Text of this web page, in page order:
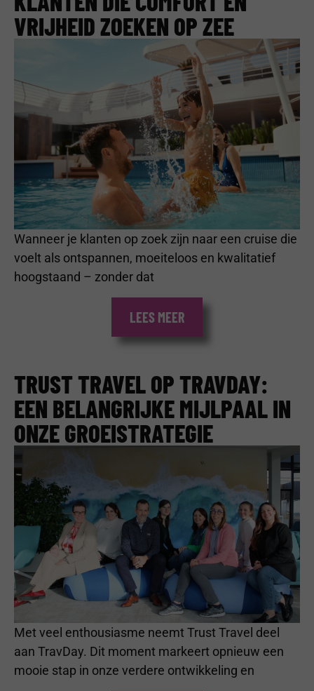
VRIJHEID ZOEKEN OP ZEE
Wanneer je klanten op zoek zijn naar een cruise die
voelt als ontspannen, moeiteloos en kwalitatief
hoogstaand – zonder dat
LEES MEER
TRUST TRAVEL OP TRAVDAY:
EEN BELANGRIJKE MIJLPAAL IN
ONZE GROEISTRATEGIE
Met veel enthousiasme neemt Trust Travel deel
aan TravDay. Dit moment markeert opnieuw een
mooie stap in onze verdere ontwikkeling en